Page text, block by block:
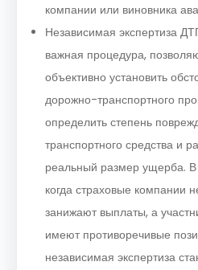
компании или виновника
Независимая экспертиза
важная процедура,
объективно установить
дорожно-транспортного
определить степень
транспортного средства и
реальный размер ущерба. В
когда страховые компании
занижают выплаты, а
имеют противоречивые
независимая экспертиза